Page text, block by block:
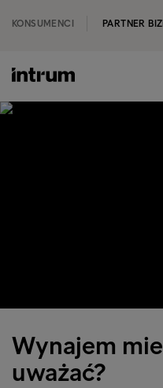
KONSUMENCI PARTNER
Wynajem
uważać?